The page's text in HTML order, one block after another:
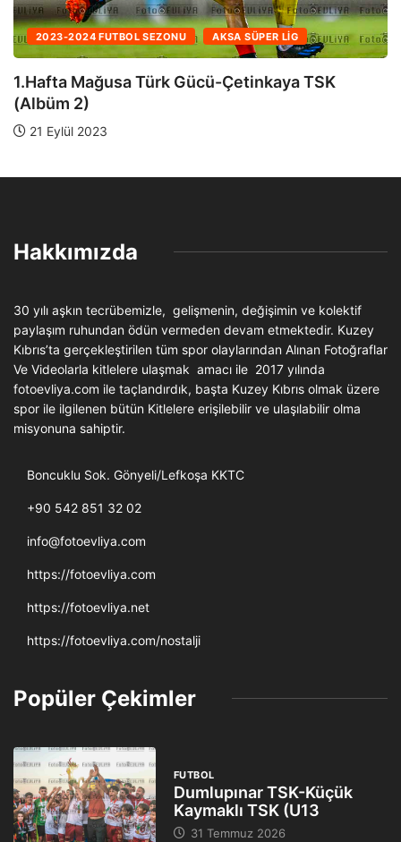
2023-2024 FUTBOL SEZONU AKSA SÜPER LIG
1.Hafta Mağusa Türk Gücü-Çetinkaya TSK
(Albüm 1)
21 Eylül 2023
Hakkımızda
30 yılı aşkın tecrübemizle, gelişmenin, değişimin ve kolektif
paylaşım ruhundan ödün vermeden devam etmektedir. Kuzey
Kıbrıs’ta gerçekleştirilen tüm spor olaylarından Alınan Fotoğraflar
Ve Videolarla kitlelere ulaşmak amacı ile 2017 yılında
fotoevliya.com ile taçlandırdık, başta Kuzey Kıbrıs olmak üzere
spor ile ilgilenen bütün Kitlelere erişilebilir ve ulaşılabilir olma
misyonuna sahiptir.
Boncuklu Sok. Gönyeli/Lefkoşa KKTC
+90 542 851 32 02
info@fotoevliya.com
https://fotoevliya.com
https://fotoevliya.net
https://fotoevliya.com/nostalji
Popüler Çekimler
FUTBOL
Dumlupınar TSK-Küçük
Kaymaklı TSK (U13
31 Temmuz 2026